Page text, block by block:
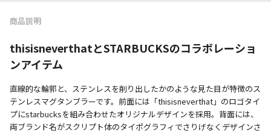
商品説明
thisisneverthatとSTARBUCKSのコラボレーショ
ンアイテム
直線的な輪郭と、ステンレスを削り出したかのような見た目が特徴のス
テンレスマグタンブラーです。前面には「thisisneverthat」のロゴタイ
プにstarbucksを組み合わせたオリジナルデザインを採用。背面には、
両ブランド名がスクリプト体のタイポグラフィでさりげなくデザインさ